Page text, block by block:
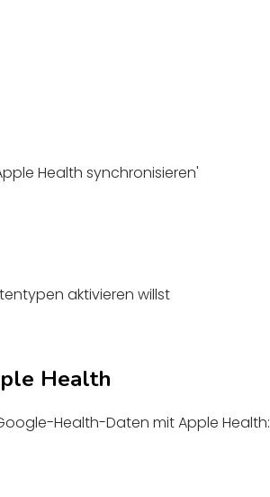
Health synchronisieren'
aktivieren willst
Health
Health-Daten mit Apple Health: